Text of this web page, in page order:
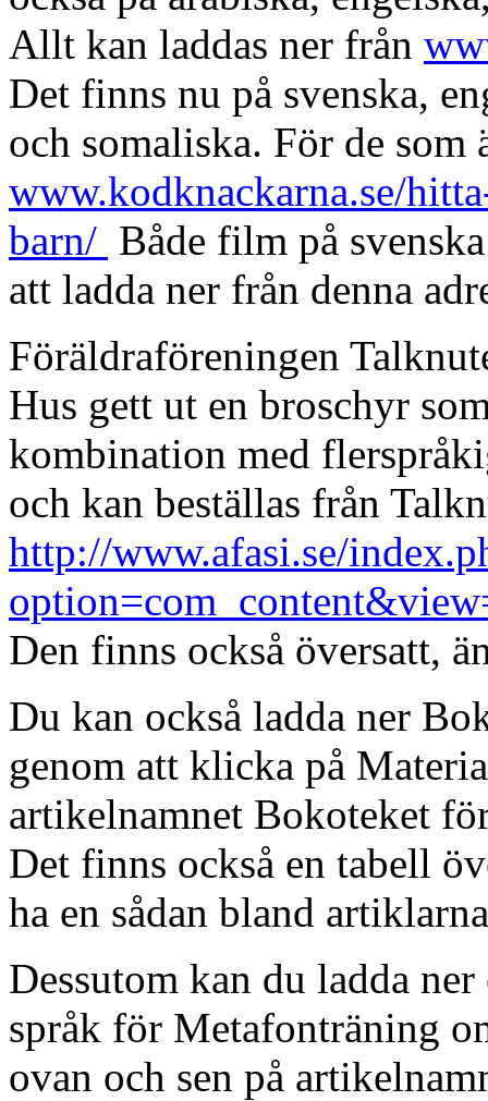
Allt kan laddas ner från
Det finns nu på svenska,
och somaliska. För de som
www.kodknackarna.se/
barn/ Både film på
att ladda ner från denna
Föräldraföreningen
Hus gett ut en broschyr
kombination med
och kan beställas från
http://www.afasi.se/
Den finns också översatt,
Du kan också ladda ner
genom att klicka på
artikelnamnet Bokoteket
Det finns också en tabell
ha en sådan bland
Dessutom kan du ladda
språk för Metafonträning
ovan och sen på